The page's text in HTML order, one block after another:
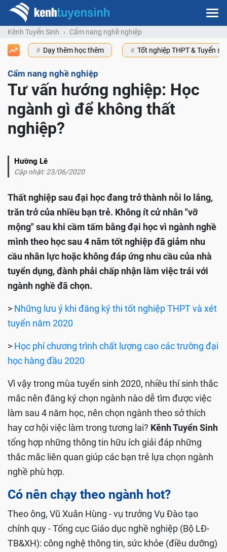
Kênh Tuyển Sinh Cẩm nang nghề nghiệp
Dạy thêm học thêm Tốt nghiệp THPT & Tuyển
Cẩm nang nghề nghiệp
Tư vấn hướng nghiệp: Học
ngành gì để không thất
nghiệp?
Hường Lê
Cập nhật: 23/06/2020
Thất nghiệp sau đại học đang trở thành nỗi lo lắng,
trăn trở của nhiều bạn trẻ. Không ít cử nhân "vỡ
mộng" sau khi cầm tấm bằng đại học vì ngành nghề
mình theo học sau 4 năm tốt nghiệp đã giảm nhu
cầu nhân lực hoặc không đáp ứng nhu cầu của nhà
tuyển dụng, đành phải chấp nhận làm việc trái với
ngành nghề đã chọn.
> Những lưu ý khi đăng ký thi tốt nghiệp THPT và xét
tuyển năm 2020
> Học phí chương trình chất lượng cao các trường đại
học hàng đầu 2020
Vì vậy trong mùa tuyển sinh 2020, nhiều thí sinh thắc
mắc nên đăng ký chọn ngành nào dễ tìm được việc
làm sau 4 năm học, nên chọn ngành theo sở thích
hay cơ hội việc làm trong tương lai? Kênh Tuyển Sinh
tổng hợp những thông tin hữu ích giải đáp những
thắc mắc liên quan giúp các bạn trẻ lựa chọn ngành
nghề phù hợp.
Có nên chạy theo ngành hot?
Theo ông, Vũ Xuân Hùng - vụ trưởng Vụ Đào tạo
chính quy - Tổng cục Giáo dục nghề nghiệp (Bộ LĐ-
TB&XH): công nghệ thông tin, sức khỏe (điều dưỡng)